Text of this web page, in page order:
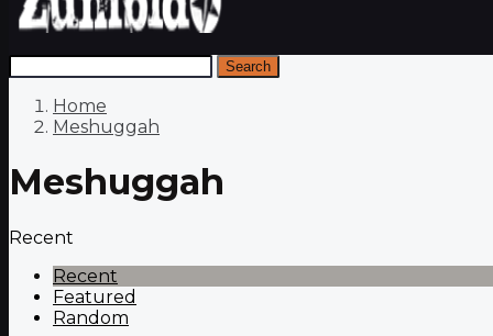
Search
Home
Meshuggah
Meshuggah
Recent
Recent
Featured
Random